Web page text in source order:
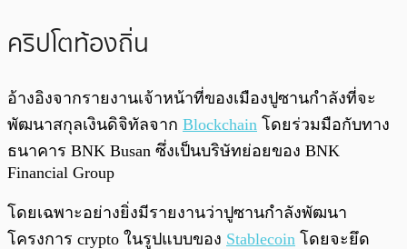
คริปโตท้องถิ่น
อ้างอิงจากรายงานเจ้าหน้าที่ของเมืองปูซานกำลังที่จะ
พัฒนาสกุลเงินดิจิทัลจาก Blockchain โดยร่วมมือกับทาง
ธนาคาร BNK Busan ซึ่งเป็นบริษัทย่อยของ BNK
Financial Group
โดยเฉพาะอย่างยิ่งมีรายงานว่าปูซานกำลังพัฒนา
โครงการ crypto ในรูปแบบของ Stablecoin โดยจะยึด